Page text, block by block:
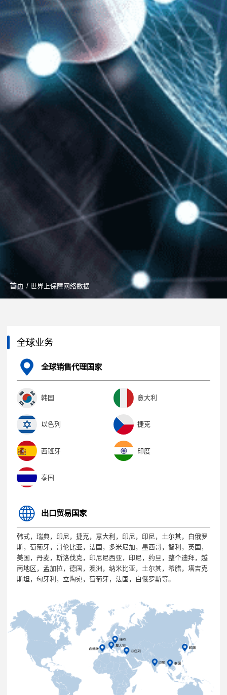
首页 / 世界上保障网络数据
全球业务
全球销售代理国家
韩国 意大利
以色列 捷克
西班牙 印度
泰国
出口贸易国家
韩式，瑞典，印尼，捷克，意大利，印尼，印尼，土尔其，白俄罗
斯，萄葡牙，哥伦比亚，法国，多米尼加，墨西哥，智利，英国，
美国，丹麦，斯洛伐克，印尼尼西亚，印尼，约旦，整个迪拜，越
南地区，孟加拉，德国，澳洲，纳米比亚，土尔其，希腊，塔吉克
斯坦，匈牙利，立陶宛，萄葡牙，法国，白俄罗斯等。